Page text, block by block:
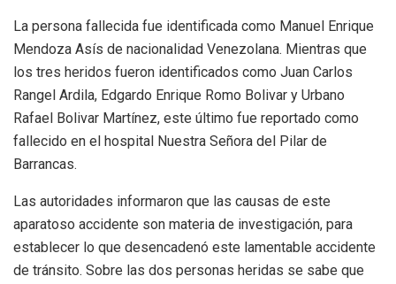
La persona fallecida fue identificada como Manuel Enrique
Mendoza Asís de nacionalidad Venezolana. Mientras que
los tres heridos fueron identificados como Juan Carlos
Rangel Ardila, Edgardo Enrique Romo Bolivar y Urbano
Rafael Bolivar Martínez, este último fue reportado como
fallecido en el hospital Nuestra Señora del Pilar de
Barrancas.
Las autoridades informaron que las causas de este
aparatoso accidente son materia de investigación, para
establecer lo que desencadenó este lamentable accidente
de tránsito. Sobre las dos personas heridas se sabe que